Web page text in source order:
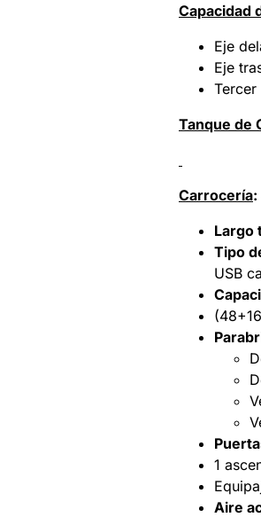
Capacidad
Eje
Eje
Tercer
Tanque de
Carrocería:
Largo
Tipo
USB
Ca
1
Aire